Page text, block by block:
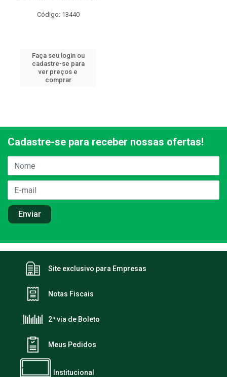
Código: 13440
Faça seu login ou
cadastre-se para
ver preços e
comprar
Cadastre-se para receber nossas ofertas!
Site exclusivo para Empresas
Notas Fiscais
2ª via de Boleto
Meus Pedidos
Institucional